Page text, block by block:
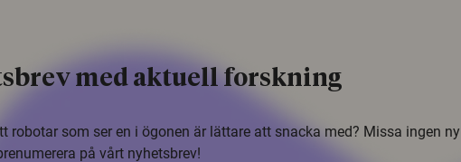
med aktuell forskning
robotar som ser en i ögonen är lättare att snacka med? Missa ingen ny
på vårt nyhetsbrev!